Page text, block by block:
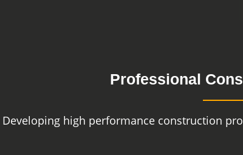
Professional
Developing high performance construction